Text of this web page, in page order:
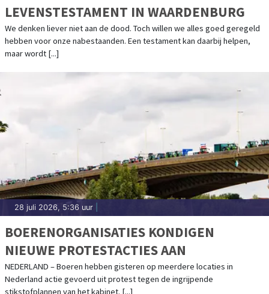
LEVENSTESTAMENT IN WAARDENBURG
We denken liever niet aan de dood. Toch willen we alles goed geregeld
hebben voor onze nabestaanden. Een testament kan daarbij helpen,
maar wordt [...]
28 juli 2026, 5:36 uur
BOERENORGANISATIES KONDIGEN
NIEUWE PROTESTACTIES AAN
NEDERLAND – Boeren hebben gisteren op meerdere locaties in
Nederland actie gevoerd uit protest tegen de ingrijpende
stikstofplannen van het kabinet. [...]